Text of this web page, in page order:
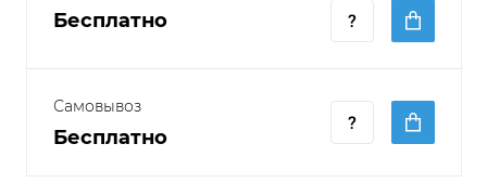
Бесплатно
Самовывоз
Бесплатно